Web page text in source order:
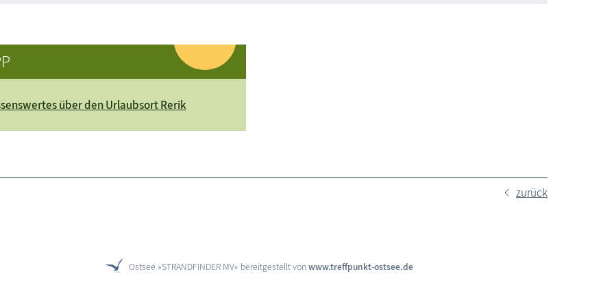
über den Urlaubsort Rerik
zurück
Ostsee »STRANDFINDER MV« bereitgestellt vonwww.treffpunkt-ostsee.de